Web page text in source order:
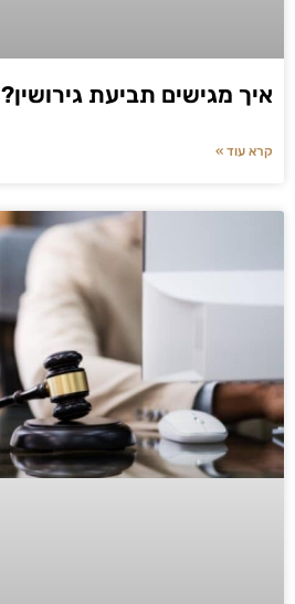
איך מגישים תביעת גירושין?
קרא עוד »